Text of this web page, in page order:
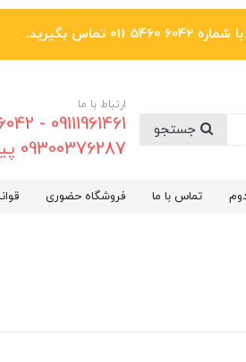
بگیرید.
ارتباط با ما
09300376287 پیام رسان "بله"
تماس با ما فروشگاه حضوری